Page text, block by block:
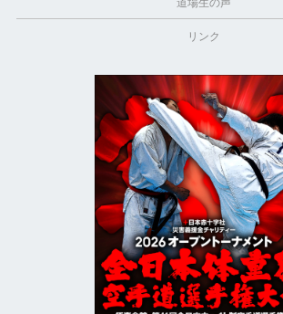
道場生の声
リンク